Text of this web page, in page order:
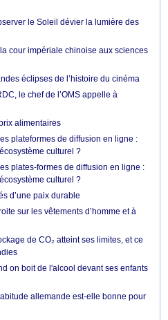
le Soleil dévier la lumière des
cour impériale chinoise aux sciences
éclipses de l’histoire du cinéma
le chef de l’OMS appelle à
alimentaires
plateformes de diffusion en ligne :
culturel ?
plates-formes de diffusion en ligne :
culturel ?
d’une paix durable
sur les vêtements d’homme et à
de CO₂ atteint ses limites, et ce
on boit de l'alcool devant ses enfants
allemande est-elle bonne pour